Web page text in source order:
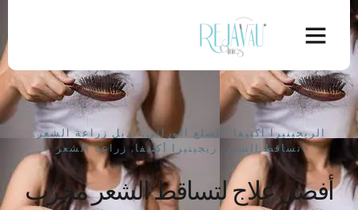
الريجينيرا اكتيفا , الصلع الوراثي ,بديل زراعة الشعر,
تساقط الشعر , ريجينيرا أكتيفا , زراعة الشعر
أفضل علاج لتساقط الشعر مجرب